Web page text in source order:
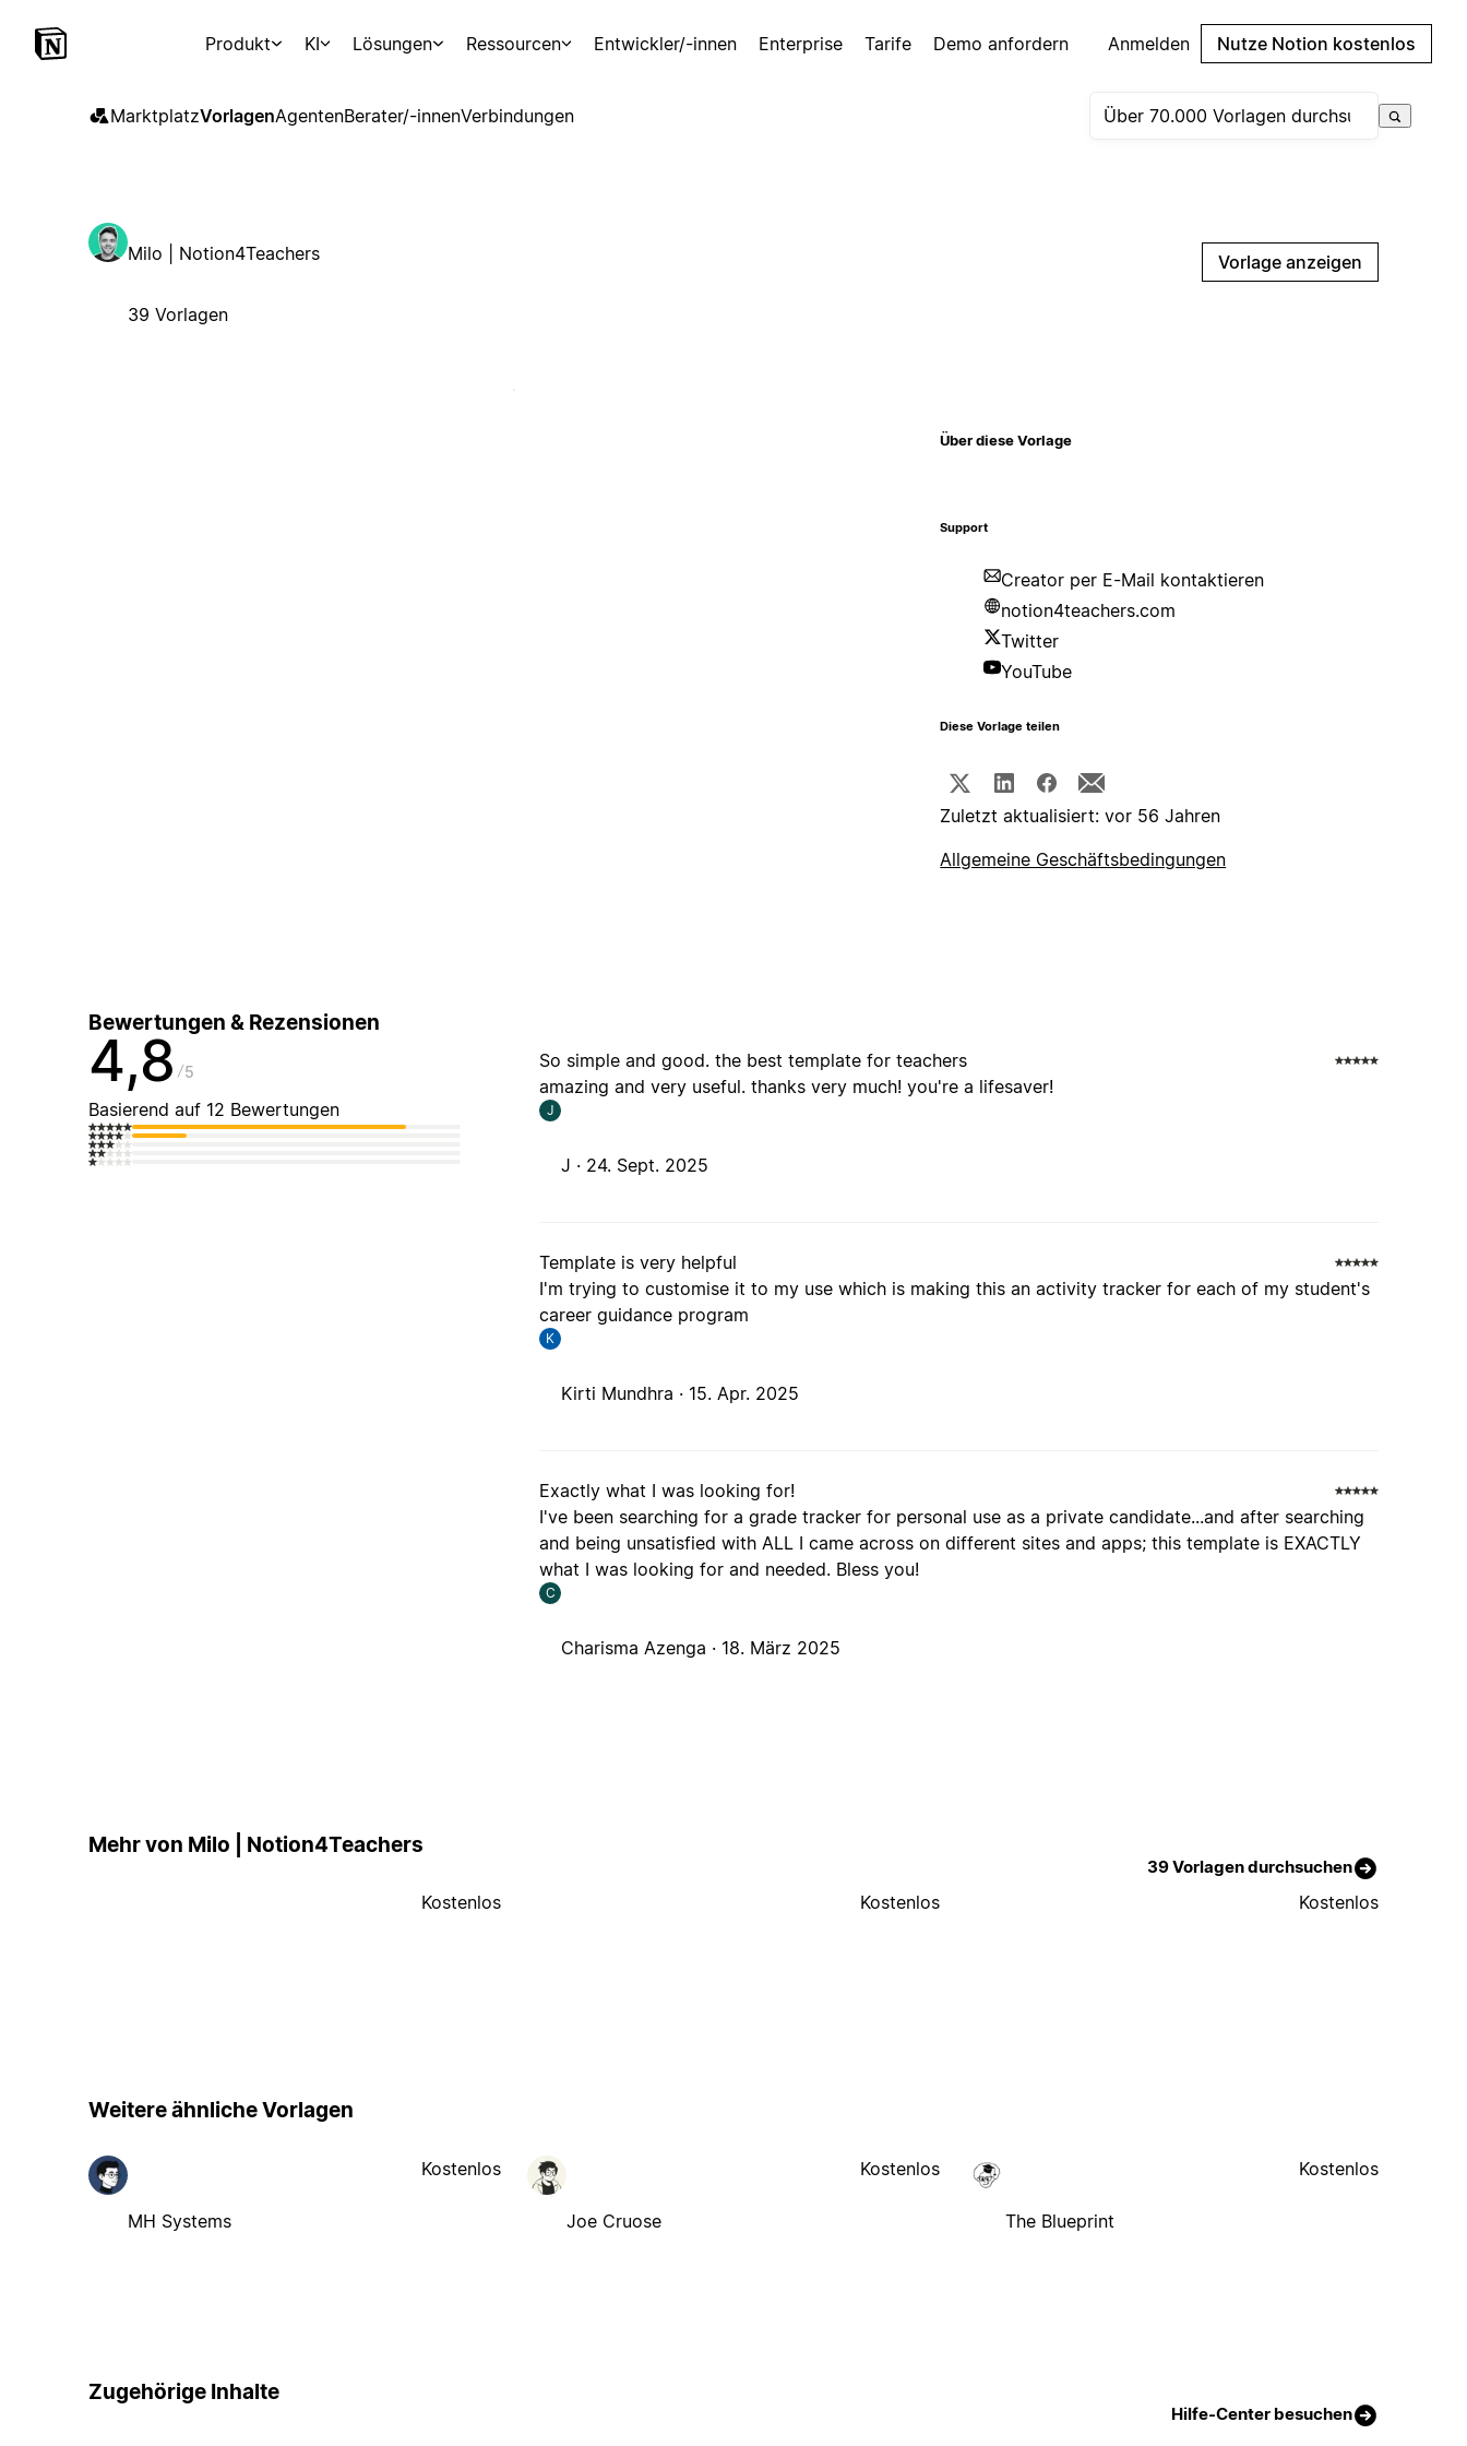
Produkt KI Lösungen Ressourcen Entwickler/-innen Enterprise Tarife Demo anfordern Anmelden Nutze Notion kostenlos
MarktplatzVorlagenAgentenBerater/-innenVerbindungen
Milo | Notion4Teachers
39 Vorlagen
Vorlage anzeigen
Über diese Vorlage
Support
Creator per E-Mail kontaktieren
notion4teachers.com
Twitter
YouTube
Diese Vorlage teilen
Zuletzt aktualisiert: vor 56 Jahren
Allgemeine Geschäftsbedingungen
Bewertungen & Rezensionen
4,8 5
Basierend auf 12 Bewertungen
So simple and good. the best template for teachers
amazing and very useful. thanks very much! you're a lifesaver!
J
J · 24. Sept. 2025
Template is very helpful
I'm trying to customise it to my use which is making this an activity tracker for each of my student's
career guidance program
K
Kirti Mundhra · 15. Apr. 2025
Exactly what I was looking for!
I've been searching for a grade tracker for personal use as a private candidate...and after searching
and being unsatisfied with ALL I came across on different sites and apps; this template is EXACTLY
what I was looking for and needed. Bless you!
C
Charisma Azenga · 18. März 2025
Mehr von Milo | Notion4Teachers
39 Vorlagen durchsuchen
Kostenlos Kostenlos Kostenlos
Weitere ähnliche Vorlagen
MH Systems
Kostenlos
Joe Cruose
Kostenlos
The Blueprint
Kostenlos
Zugehörige Inhalte
Hilfe-Center besuchen